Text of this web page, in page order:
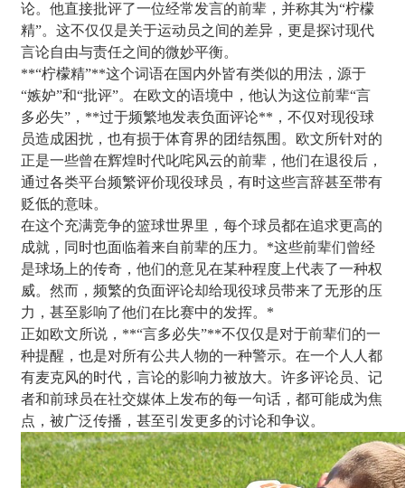
论。他直接批评了一位经常发言的前辈，并称其为“柠檬
精”。这不仅仅是关于运动员之间的差异，更是探讨现代
言论自由与责任之间的微妙平衡。
**“柠檬精”**这个词语在国内外皆有类似的用法，源于
“嫉妒”和“批评”。在欧文的语境中，他认为这位前辈“言
多必失”，**过于频繁地发表负面评论**，不仅对现役球
员造成困扰，也有损于体育界的团结氛围。欧文所针对的
正是一些曾在辉煌时代叱咤风云的前辈，他们在退役后，
通过各类平台频繁评价现役球员，有时这些言辞甚至带有
贬低的意味。
在这个充满竞争的篮球世界里，每个球员都在追求更高的
成就，同时也面临着来自前辈的压力。*这些前辈们曾经
是球场上的传奇，他们的意见在某种程度上代表了一种权
威。然而，频繁的负面评论却给现役球员带来了无形的压
力，甚至影响了他们在比赛中的发挥。*
正如欧文所说，**“言多必失”**不仅仅是对于前辈们的一
种提醒，也是对所有公共人物的一种警示。在一个人人都
有麦克风的时代，言论的影响力被放大。许多评论员、记
者和前球员在社交媒体上发布的每一句话，都可能成为焦
点，被广泛传播，甚至引发更多的讨论和争议。